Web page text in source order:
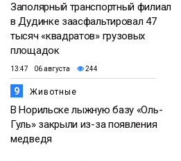
Заполярный транспортный филиал
в Дудинке заасфальтировал 47
тысяч «квадратов» грузовых
площадок
13:47 06 августа 244
9 Животные
В Норильске лыжную базу «Оль-
Гуль» закрыли из-за появления
медведя